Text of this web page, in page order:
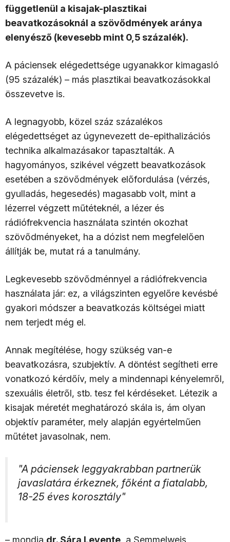
függetlenül a kisajak-plasztikai
beavatkozásoknál a szövődmények aránya
elenyésző (kevesebb mint 0,5 százalék).
A páciensek elégedettsége ugyanakkor kimagasló
(95 százalék) – más plasztikai beavatkozásokkal
összevetve is.
A legnagyobb, közel száz százalékos
elégedettséget az úgynevezett de-epithalizációs
technika alkalmazásakor tapasztalták. A
hagyományos, szikével végzett beavatkozások
esetében a szövődmények előfordulása (vérzés,
gyulladás, hegesedés) magasabb volt, mint a
lézerrel végzett műtéteknél, a lézer és
rádiófrekvencia használata szintén okozhat
szövődményeket, ha a dózist nem megfelelően
állítják be, mutat rá a tanulmány.
Legkevesebb szövődménnyel a rádiófrekvencia
használata jár: ez, a világszinten egyelőre kevésbé
gyakori módszer a beavatkozás költségei miatt
nem terjedt még el.
Annak megítélése, hogy szükség van-e
beavatkozásra, szubjektív. A döntést segítheti erre
vonatkozó kérdőív, mely a mindennapi kényelemről,
szexuális életről, stb. tesz fel kérdéseket. Létezik a
kisajak méretét meghatározó skála is, ám olyan
objektív paraméter, mely alapján egyértelműen
műtétet javasolnak, nem.
"A páciensek leggyakrabban partnerük
javaslatára érkeznek, főként a fiatalabb,
18-25 éves korosztály"
– mondja dr. Sára Levente , a Semmelweis